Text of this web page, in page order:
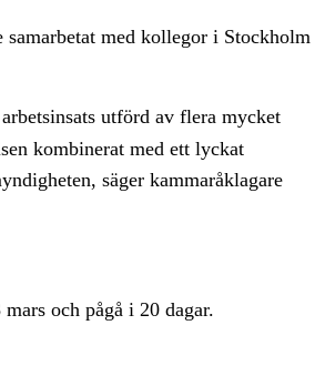
med kollegor i Stockholm
utförd av flera mycket
kombinerat med ett lyckat
säger kammaråklagare
och pågå i 20 dagar.